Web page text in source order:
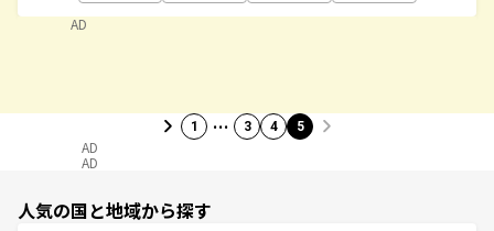
AD
1 … 3 4 5
AD
AD
人気の国と地域から探す